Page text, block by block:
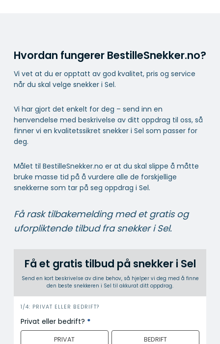
Hvordan fungerer BestilleSnekker.no?
Vi vet at du er opptatt av god kvalitet, pris og service
når du skal velge snekker i Sel.
Vi har gjort det enkelt for deg – send inn en
henvendelse med beskrivelse av ditt oppdrag til oss, så
finner vi en kvalitetssikret snekker i Sel som passer for
deg.
Målet til BestilleSnekker.no er at du skal slippe å måtte
bruke masse tid på å vurdere alle de forskjellige
snekkerne som tar på seg oppdrag i Sel.
Få rask tilbakemelding med et gratis og
uforpliktende tilbud fra snekker i Sel.
Få et gratis tilbud på snekker i Sel
Send en kort beskrivelse av dine behov, så hjelper vi deg med å finne
den beste snekkeren i Sel til akkurat ditt oppdrag.
i
n
n
1/4: PRIVAT ELLER BEDRIFT?
Privat eller bedrift? *
PRIVAT BEDRIFT